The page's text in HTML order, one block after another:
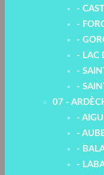
-
-
-
- LAC
-
-
07 -
-
-
-
-